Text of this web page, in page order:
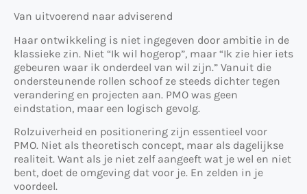
Van uitvoerend naar adviserend
Haar ontwikkeling is niet ingegeven door ambitie in de
klassieke zin. Niet “Ik wil hogerop”, maar “Ik zie hier iets
gebeuren waar ik onderdeel van wil zijn.” Vanuit die
ondersteunende rollen schoof ze steeds dichter tegen
verandering en projecten aan. PMO was geen
eindstation, maar een logisch gevolg.
Rolzuiverheid en positionering zijn essentieel voor
PMO. Niet als theoretisch concept, maar als dagelijkse
realiteit. Want als je niet zelf aangeeft wat je wel en niet
bent, doet de omgeving dat voor je. En zelden in je
voordeel.